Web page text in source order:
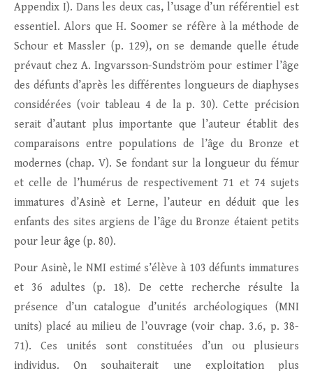
Appendix I). Dans les deux cas, l’usage d’un référentiel est
essentiel. Alors que H. Soomer se réfère à la méthode de
Schour et Massler (p. 129), on se demande quelle étude
prévaut chez A. Ingvarsson-Sundström pour estimer l’âge
des défunts d’après les différentes longueurs de diaphyses
considérées (voir tableau 4 de la p. 30). Cette précision
serait d’autant plus importante que l’auteur établit des
comparaisons entre populations de l’âge du Bronze et
modernes (chap. V). Se fondant sur la longueur du fémur
et celle de l’humérus de respectivement 71 et 74 sujets
immatures d’Asinè et Lerne, l’auteur en déduit que les
enfants des sites argiens de l’âge du Bronze étaient petits
pour leur âge (p. 80).
Pour Asinè, le NMI estimé s’élève à 103 défunts immatures
et 36 adultes (p. 18). De cette recherche résulte la
présence d’un catalogue d’unités archéologiques (MNI
units) placé au milieu de l’ouvrage (voir chap. 3.6, p. 38-
71). Ces unités sont constituées d’un ou plusieurs
individus. On souhaiterait une exploitation plus